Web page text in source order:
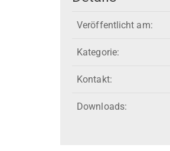
Veröffentlicht am:
Kategorie:
Kontakt:
Downloads: